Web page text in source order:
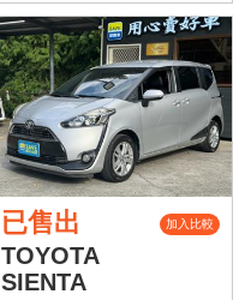
已售出 加入比較
TOYOTA
SIENTA